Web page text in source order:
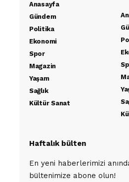
Anasayfa
Gündem
Politika
Ekonomi
Spor
Magazin
Yaşam
Sağlık
Kültür Sanat
Haftalık bülten
En yeni haberlerimizi
bültenimize abone olun!